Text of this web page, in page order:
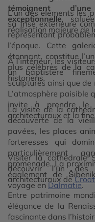
témoignent
exceptionnelle,
réalisation majeure de
L’un des éléments les
sa frise extérieure
représentant
l’époque. Cette
étonnant, constitue
plus célèbres de la
historiens.
À l’intérieur, les
un baptistère
sculptures ainsi que
L’atmosphère paisible
invite à prendre le
architecturaux et la
La visite de la
découverte de la
pavées, les places
forteresses qui
particulièrement
promenade. La
également de
voyage en Dalmatie.
Visiter la cathédrale
découvrir l’un des
architecturaux de
Entre patrimoine
élégance de la
fascinante dans